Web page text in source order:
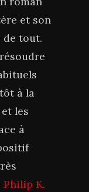
et son
de tout.
à la
les
à
Philip K.